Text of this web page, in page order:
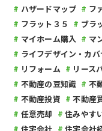
ハザードマップ
フ
フラット３５
ブラ
マイホーム購入
マ
ライフデザイン・カバ
リフォーム
リース
不動産の豆知識
不
不動産投資
不動産
任意売却
住みやす